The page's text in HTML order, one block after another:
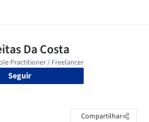
Seguir
Compartilhar